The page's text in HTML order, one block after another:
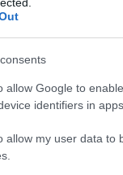
allow Google to
identifiers in
allow my user data to
valamelyik
-
nevű
mellett
újra
lép fel